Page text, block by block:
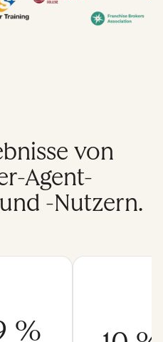
von
Agent-
-Nutzern.
%